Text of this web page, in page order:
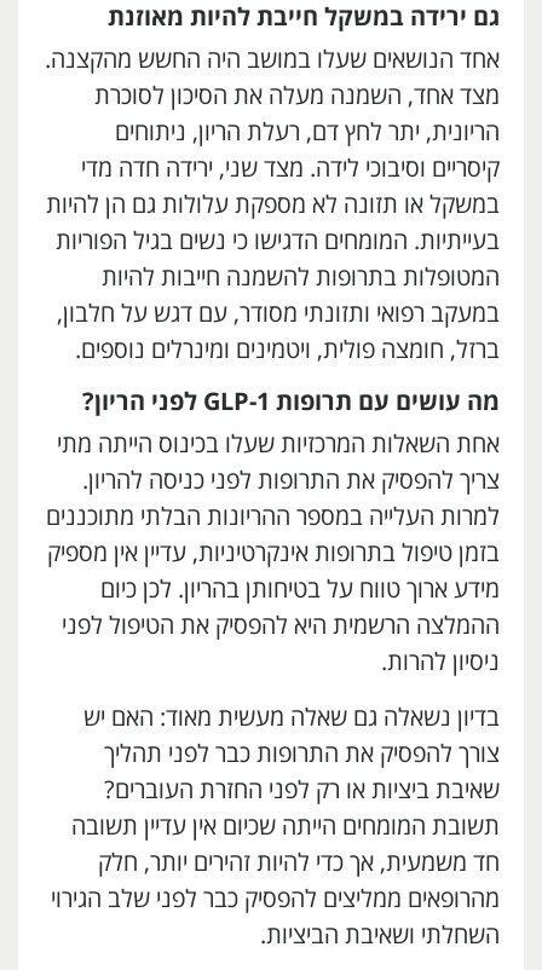
גם ירידה במשקל חייבת להיות מאוזנת
אחד הנושאים שעלו במושב היה החשש מהקצנה.
מצד אחד, השמנה מעלה את הסיכון לסוכרת
הריונית, יתר לחץ דם, רעלת הריון, ניתוחים
קיסריים וסיבוכי לידה. מצד שני, ירידה חדה מדי
במשקל או תזונה לא מספקת עלולות גם הן להיות
בעייתיות. המומחים הדגישו כי נשים בגיל הפוריות
המטופלות בתרופות להשמנה חייבות להיות
במעקב רפואי ותזונתי מסודר, עם דגש על חלבון,
ברזל, חומצה פולית, ויטמינים ומינרלים נוספים.
מה עושים עם תרופות ?
אחת השאלות המרכזיות שעלו בכינוס הייתה מתי
צריך להפסיק את התרופות לפני כניסה להריון.
למרות העלייה במספר ההריונות הבלתי מתוכננים
בזמן טיפול בתרופות אינקרטיניות, עדיין אין מספיק
מידע ארוך טווח על בטיחותן בהריון. לכן כיום
ההמלצה הרשמית היא להפסיק את הטיפול לפני
ניסיון להרות.
בדיון נשאלה גם שאלה מעשית מאוד: האם יש
צורך להפסיק את התרופות כבר לפני תהליך
שאיבת ביציות או רק לפני החזרת העוברים?
תשובת המומחים הייתה שכיום אין עדיין תשובה
חד משמעית, אך כדי להיות זהירים יותר, חלק
מהרופאים ממליצים להפסיק כבר לפני שלב הגירוי
השחלתי ושאיבת הביציות.